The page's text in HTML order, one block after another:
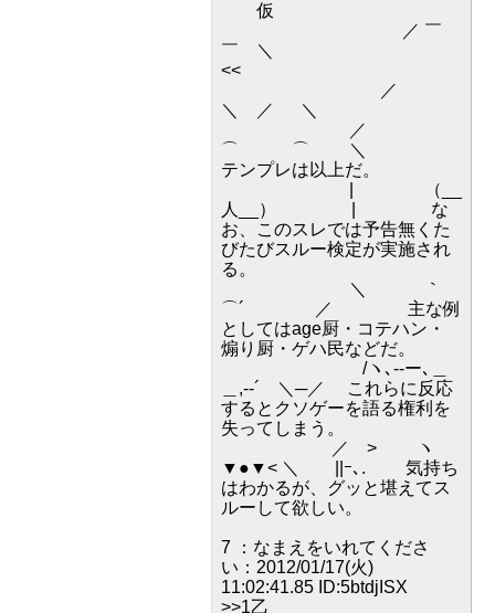
仮
／ ￣
￣ ＼
<<
／
＼ ／ ＼
／
⌒ ⌒ ＼
テンプレは以上だ。
| （__
人__） | な
お、このスレでは予告無くた
びたびスルー検定が実施され
る。
＼ ｀
⌒´ ／ 主な例
としてはage厨・コテハン・
煽り厨・ゲハ民などだ。
/ヽ､--ー､＿
＿,-‐´ ＼─／ これらに反応
するとクソゲーを語る権利を
失ってしまう。
／ > ヽ
▼●▼< ＼ ||ｰ､. 気持ち
はわかるが、グッと堪えてス
ルーして欲しい。
7 ：なまえをいれてくださ
い：2012/01/17(火)
11:02:41.85 ID:5btdjISX
>>1乙